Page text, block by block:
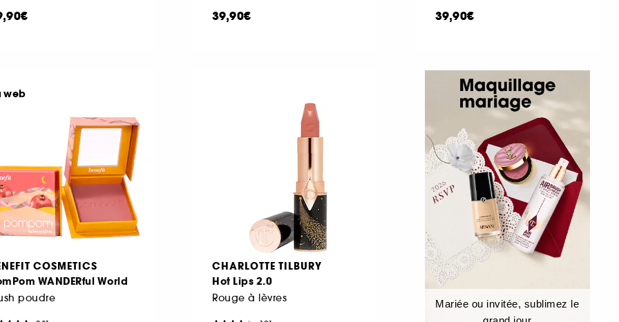
39,90€ 39,90€
COSMETICS
WANDERful World
poudre
web
CHARLOTTE TILBURY
Hot Lips 2.0
Rouge à lèvres
Mariée ou invitée, sublimez le